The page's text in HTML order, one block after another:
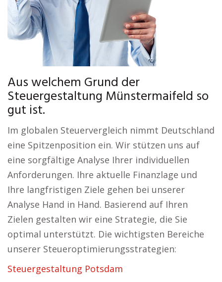
Aus welchem Grund der
Steuergestaltung Münstermaifeld so
gut ist.
Im globalen Steuervergleich nimmt Deutschland
eine Spitzenposition ein. Wir stützen uns auf
eine sorgfältige Analyse Ihrer individuellen
Anforderungen. Ihre aktuelle Finanzlage und
Ihre langfristigen Ziele gehen bei unserer
Analyse Hand in Hand. Basierend auf Ihren
Zielen gestalten wir eine Strategie, die Sie
optimal unterstützt. Die wichtigsten Bereiche
unserer Steueroptimierungsstrategien:
Steuergestaltung Potsdam